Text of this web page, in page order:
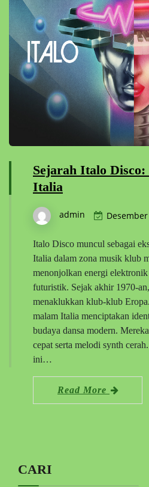
Sejarah Italo
Italia
admin
Italo Disco muncul sebagai
Italia dalam zona musik klub
menonjolkan energi
futuristik. Sejak akhir 1970-
menaklukkan klub-klub
malam Italia menciptakan
budaya dansa modern.
cepat serta melodi synth
ini…
Read More
CARI